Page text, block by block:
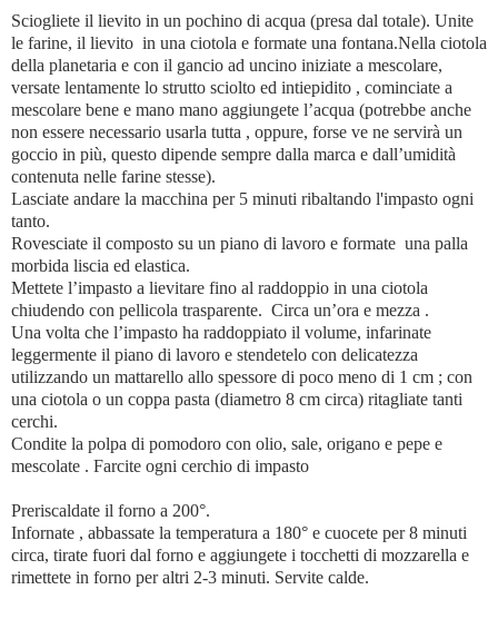
Sciogliete il lievito in un pochino di acqua (presa dal totale). Unite
le farine, il lievito in una ciotola e formate una fontana.Nella ciotola
della planetaria e con il gancio ad uncino iniziate a mescolare,
versate lentamente lo strutto sciolto ed intiepidito , cominciate a
mescolare bene e mano mano aggiungete l’acqua (potrebbe anche
non essere necessario usarla tutta , oppure, forse ve ne servirà un
goccio in più, questo dipende sempre dalla marca e dall’umidità
contenuta nelle farine stesse).
Lasciate andare la macchina per 5 minuti ribaltando l'impasto ogni
tanto.
Rovesciate il composto su un piano di lavoro e formate una palla
morbida liscia ed elastica.
Mettete l’impasto a lievitare fino al raddoppio in una ciotola
chiudendo con pellicola trasparente. Circa un’ora e mezza .
Una volta che l’impasto ha raddoppiato il volume, infarinate
leggermente il piano di lavoro e stendetelo con delicatezza
utilizzando un mattarello allo spessore di poco meno di 1 cm ; con
una ciotola o un coppa pasta (diametro 8 cm circa) ritagliate tanti
cerchi.
Condite la polpa di pomodoro con olio, sale, origano e pepe e
mescolate . Farcite ogni cerchio di impasto
Preriscaldate il forno a 200°.
Infornate , abbassate la temperatura a 180° e cuocete per 8 minuti
circa, tirate fuori dal forno e aggiungete i tocchetti di mozzarella e
rimettete in forno per altri 2-3 minuti. Servite calde.